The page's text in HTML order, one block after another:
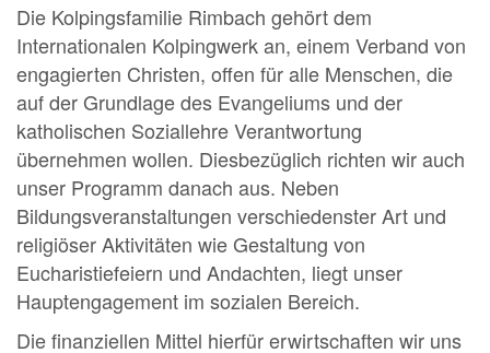
Die Kolpingsfamilie Rimbach gehört dem
Internationalen Kolpingwerk an, einem Verband von
engagierten Christen, offen für alle Menschen, die
auf der Grundlage des Evangeliums und der
katholischen Soziallehre Verantwortung
übernehmen wollen. Diesbezüglich richten wir auch
unser Programm danach aus. Neben
Bildungsveranstaltungen verschiedenster Art und
religiöser Aktivitäten wie Gestaltung von
Eucharistiefeiern und Andachten, liegt unser
Hauptengagement im sozialen Bereich.
Die finanziellen Mittel hierfür erwirtschaften wir uns